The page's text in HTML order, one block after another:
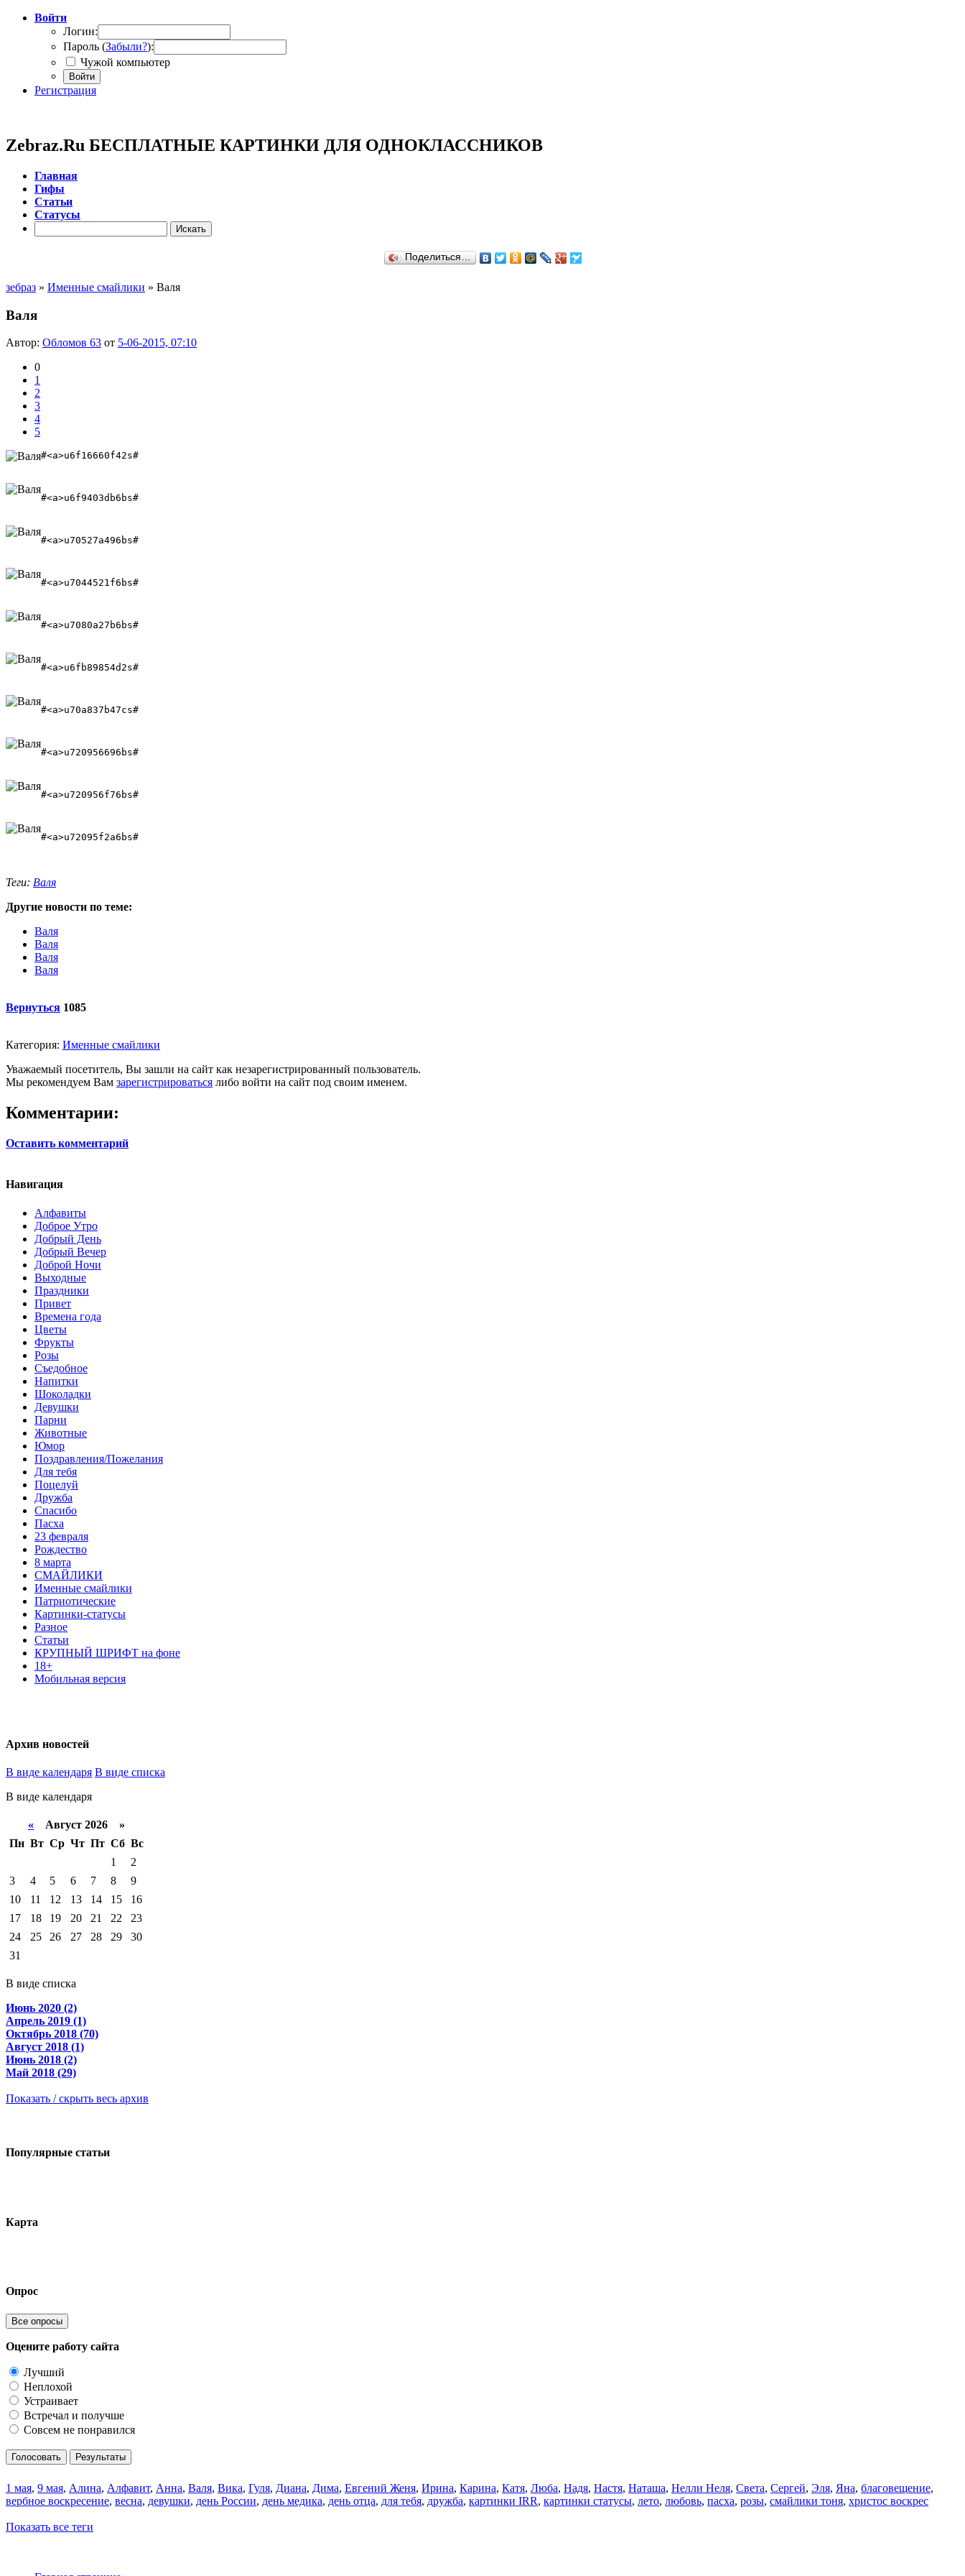
Войти
Логин:
Пароль (Забыли?):
Чужой компьютер
Войти
Регистрация
Zebraz.Ru БЕСПЛАТНЫЕ КАРТИНКИ ДЛЯ ОДНОКЛАССНИКОВ
Главная
Гифы
Cтатьи
Cтатусы
Поделиться…
зебраз » Именные смайлики » Валя
Валя
Автор: Обломов 63 от 5-06-2015, 07:10
0
1
2
3
4
5
#<a>u6f16660f42s#
#<a>u6f9403db6bs#
#<a>u70527a496bs#
#<a>u7044521f6bs#
#<a>u7080a27b6bs#
#<a>u6fb89854d2s#
#<a>u70a837b47cs#
#<a>u720956696bs#
#<a>u720956f76bs#
#<a>u72095f2a6bs#
Теги: Валя
Другие новости по теме:
Валя
Валя
Валя
Валя
Вернуться 1085
Категория: Именные смайлики
Уважаемый посетитель, Вы зашли на сайт как незарегистрированный пользователь.
Мы рекомендуем Вам зарегистрироваться либо войти на сайт под своим именем.
Комментарии:
Оставить комментарий
Навигация
Алфавиты
Доброе Утро
Добрый День
Добрый Вечер
Доброй Ночи
Выходные
Праздники
Привет
Времена года
Цветы
Фрукты
Розы
Съедобное
Напитки
Шоколадки
Девушки
Парни
Животные
Юмор
Поздравления/Пожелания
Для тебя
Поцелуй
Дружба
Спасибо
Пасха
23 февраля
Рождество
8 марта
СМАЙЛИКИ
Именные смайлики
Патриотические
Картинки-статусы
Разное
Cтатьи
КРУПНЫЙ ШРИФТ на фоне
18+
Мобильная версия
Архив новостей
В виде календаря В виде списка
В виде календаря
« Август 2026 »
Пн Вт Ср Чт Пт Сб Вс
1
2
3
4 5 6 7 8
9
10
11 12 13 14 15
16
17
18 19 20 21 22
23
24
25 26 27 28 29
30
31
В виде списка
Июнь 2020 (2)
Апрель 2019 (1)
Октябрь 2018 (70)
Август 2018 (1)
Июнь 2018 (2)
Май 2018 (29)
Показать / скрыть весь архив
Популярные статьи
Карта
Опрос
Все опросы
Оцените работу сайта
Лучший
Неплохой
Устраивает
Встречал и получше
Совсем не понравился
Голосовать Результаты
1 мая, 9 мая, Алина, Алфавит, Анна, Валя, Вика, Гуля, Диана, Дима, Евгений Женя, Ирина, Карина, Катя, Люба, Надя, Настя, Наташа, Нелли Неля, Света, Сергей, Эля, Яна, благовещение,
вербное воскресение, весна, девушки, день России, день медика, день отца, для тебя, дружба, картинки IRR, картинки статусы, лето, любовь, пасха, розы, смайлики тоня, христос воскрес
Показать все теги